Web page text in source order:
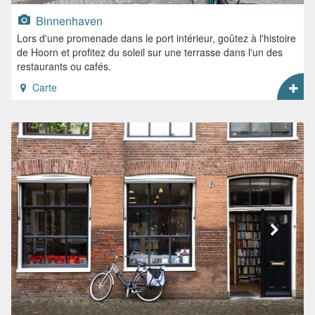
Binnenhaven
Lors d'une promenade dans le port intérieur, goûtez à l'histoire
de Hoorn et profitez du soleil sur une terrasse dans l'un des
restaurants ou cafés.
Carte